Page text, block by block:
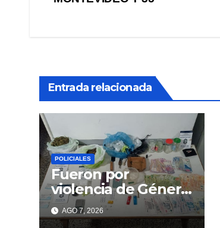
Entrada relacionada
POLICIALES
Fueron por
violencia de Género
y encontraron
droga
AGO 7, 2026